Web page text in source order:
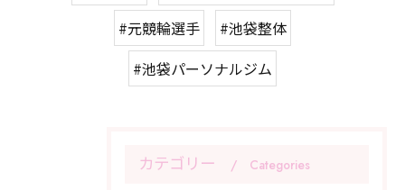
#元競輪選手
#池袋整体
#池袋パーソナルジム
カテゴリー Categories